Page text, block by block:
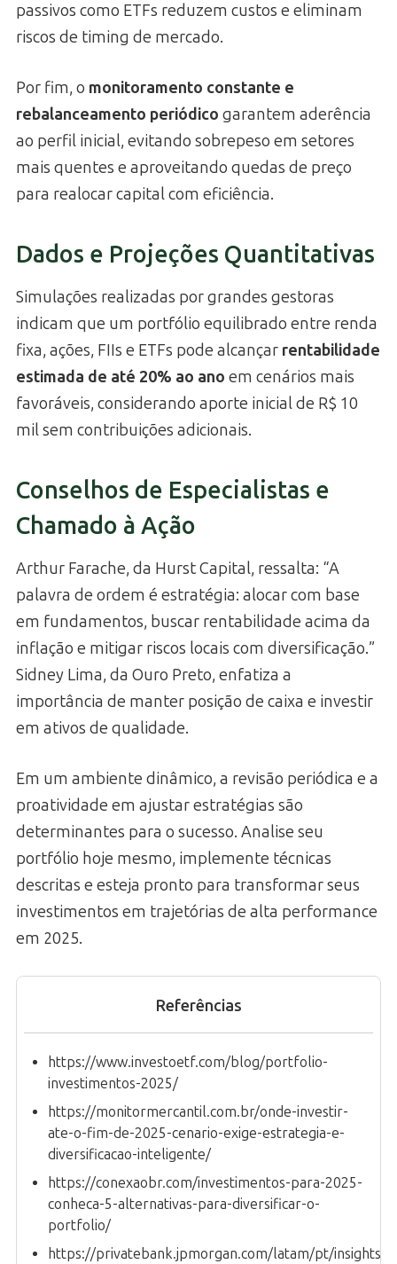
passivos como ETFs reduzem custos e eliminam
riscos de timing de mercado.
Por fim, o monitoramento constante e
rebalanceamento periódico garantem aderência
ao perfil inicial, evitando sobrepeso em setores
mais quentes e aproveitando quedas de preço
para realocar capital com eficiência.
Dados e Projeções Quantitativas
Simulações realizadas por grandes gestoras
indicam que um portfólio equilibrado entre renda
fixa, ações, FIIs e ETFs pode alcançar rentabilidade
estimada de até 20% ao ano em cenários mais
favoráveis, considerando aporte inicial de R$ 10
mil sem contribuições adicionais.
Conselhos de Especialistas e
Chamado à Ação
Arthur Farache, da Hurst Capital, ressalta: “A
palavra de ordem é estratégia: alocar com base
em fundamentos, buscar rentabilidade acima da
inflação e mitigar riscos locais com diversificação.”
Sidney Lima, da Ouro Preto, enfatiza a
importância de manter posição de caixa e investir
em ativos de qualidade.
Em um ambiente dinâmico, a revisão periódica e a
proatividade em ajustar estratégias são
determinantes para o sucesso. Analise seu
portfólio hoje mesmo, implemente técnicas
descritas e esteja pronto para transformar seus
investimentos em trajetórias de alta performance
em 2025.
Referências
https://www.investoetf.com/blog/portfolio-
investimentos-2025/
https://monitormercantil.com.br/onde-investir-
ate-o-fim-de-2025-cenario-exige-estrategia-e-
diversificacao-inteligente/
https://conexaobr.com/investimentos-para-2025-
conheca-5-alternativas-para-diversificar-o-
portfolio/
https://privatebank.jpmorgan.com/latam/pt/insights/